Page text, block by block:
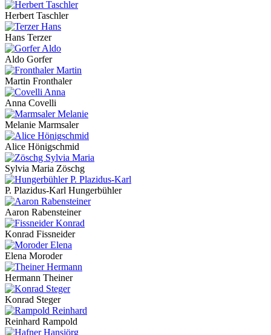
Herbert Taschler
Hans Terzer
Aldo Gorfer
Martin Fronthaler
Anna Covelli
Melanie Marmsaler
Alice Hönigschmid
Sylvia Maria Zöschg
P. Plazidus-Karl Hungerbühler
Aaron Rabensteiner
Konrad Fissneider
Elena Moroder
Hermann Theiner
Konrad Steger
Reinhard Rampold